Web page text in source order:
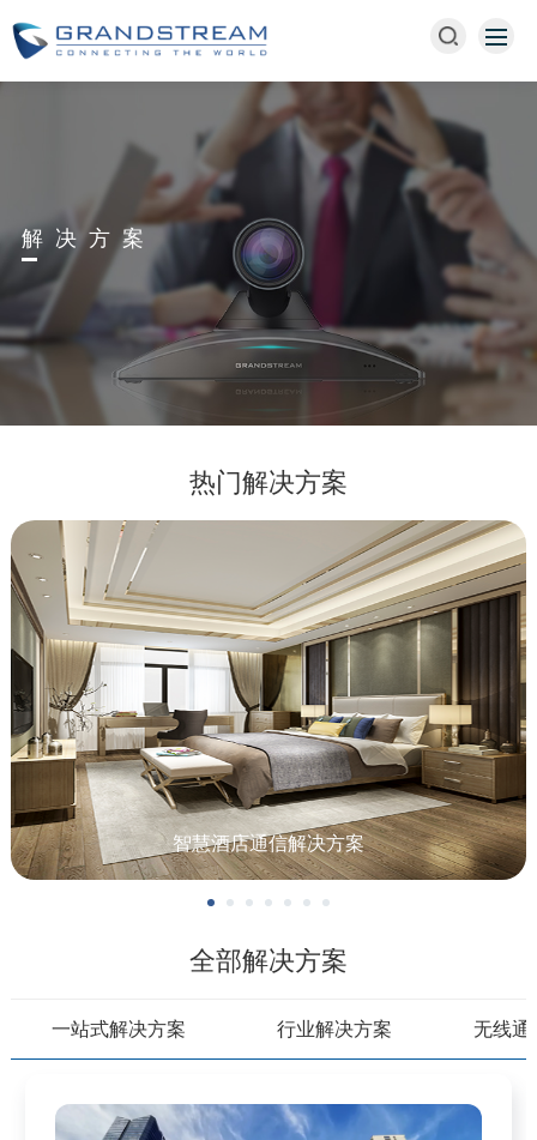
解决方案
热门解决方案
智慧酒店通信解决方案
全部解决方案
一站式解决方案 行业解决方案 无线通